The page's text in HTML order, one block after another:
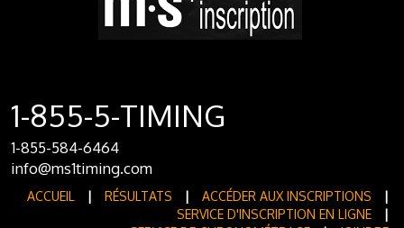
1-855-5-TIMING
1-855-584-6464
info@ms1timing.com
ACCUEIL | RÉSULTATS | ACCÉDER AUX INSCRIPTIONS
|
SERVICE D'INSCRIPTION EN LIGNE
|